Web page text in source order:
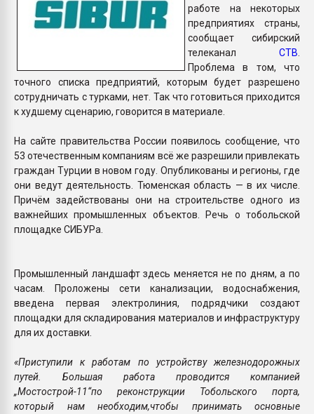
работе на некоторых
предприятиях страны,
сообщает сибирский
телеканал СТВ
Проблема в том, что
точного списка предприятий, которым будет разрешено
сотрудничать с турками, нет. Так что готовиться приходится
к худшему сценарию, говорится в материале.
На сайте правительства России появилось сообщение, что
53 отечественным компаниям всё же разрешили привлекать
граждан Турции в новом году. Опубликованы и регионы, где
они ведут деятельность. Тюменская область — в их числе.
Причём задействованы они на строительстве одного из
важнейших промышленных объектов. Речь о тобольской
площадке СИБУРа.
Промышленный ландшафт здесь меняется не по дням, а по
часам. Проложены сети канализации, водоснабжения,
введена первая электролиния, подрядчики создают
площадки для складирования материалов и инфраструктуру
для их доставки.
«Приступили к работам по устройству железнодорожных
путей. Большая работа проводится компанией
„Мостострой-11“по реконструкции Тобольского порта,
который нам необходим,чтобы принимать основные